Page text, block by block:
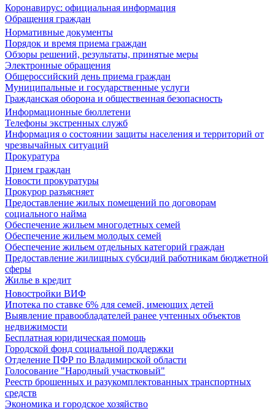
Коронавирус: официальная информация
Обращения граждан
Нормативные документы
Порядок и время приема граждан
Обзоры решений, результаты, принятые меры
Электронные обращения
Общероссийский день приема граждан
Муниципальные и государственные услуги
Гражданская оборона и общественная безопасность
Информационные бюллетени
Телефоны экстренных служб
Информация о состоянии защиты населения и территорий от
чрезвычайных ситуаций
Прокуратура
Прием граждан
Новости прокуратуры
Прокурор разъясняет
Предоставление жилых помещений по договорам
социального найма
Обеспечение жильем многодетных семей
Обеспечение жильем молодых семей
Обеспечение жильем отдельных категорий граждан
Предоставление жилищных субсидий работникам бюджетной
сферы
Жилье в кредит
Новостройки ВИФ
Ипотека по ставке 6% для семей, имеющих детей
Выявление правообладателей ранее учтенных объектов
недвижимости
Бесплатная юридическая помощь
Городской фонд социальной поддержки
Отделение ПФР по Владимирской области
Голосование "Народный участковый"
Реестр брошенных и разукомплектованных транспортных
средств
Экономика и городское хозяйство